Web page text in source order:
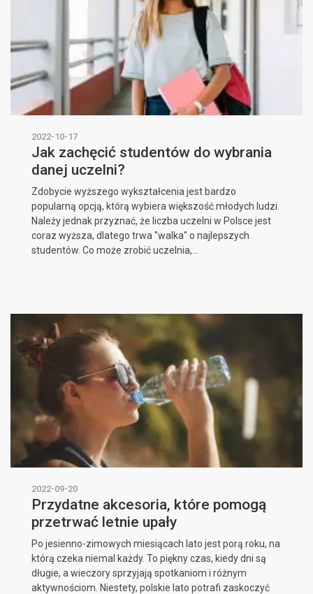
2022-10-17
Jak zachęcić studentów do wybrania
danej uczelni?
Zdobycie wyższego wykształcenia jest bardzo
popularną opcją, którą wybiera większość młodych ludzi.
Należy jednak przyznać, że liczba uczelni w Polsce jest
coraz wyższa, dlatego trwa "walka" o najlepszych
studentów. Co może zrobić uczelnia,...
2022-09-20
Przydatne akcesoria, które pomogą
przetrwać letnie upały
Po jesienno-zimowych miesiącach lato jest porą roku, na
którą czeka niemal każdy. To piękny czas, kiedy dni są
długie, a wieczory sprzyjają spotkaniom i różnym
aktywnościom. Niestety, polskie lato potrafi zaskoczyć